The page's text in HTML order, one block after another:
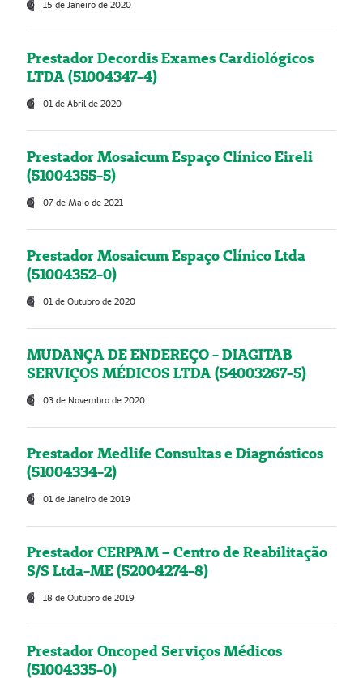
15 de Janeiro de 2020
Prestador Decordis Exames Cardiológicos
LTDA (51004347-4)
01 de Abril de 2020
Prestador Mosaicum Espaço Clínico Eireli
(51004355-5)
07 de Maio de 2021
Prestador Mosaicum Espaço Clínico Ltda
(51004352-0)
01 de Outubro de 2020
MUDANÇA DE ENDEREÇO - DIAGITAB
SERVIÇOS MÉDICOS LTDA (54003267-5)
03 de Novembro de 2020
Prestador Medlife Consultas e Diagnósticos
(51004334-2)
01 de Janeiro de 2019
Prestador CERPAM – Centro de Reabilitação
S/S Ltda-ME (52004274-8)
18 de Outubro de 2019
Prestador Oncoped Serviços Médicos
(51004335-0)